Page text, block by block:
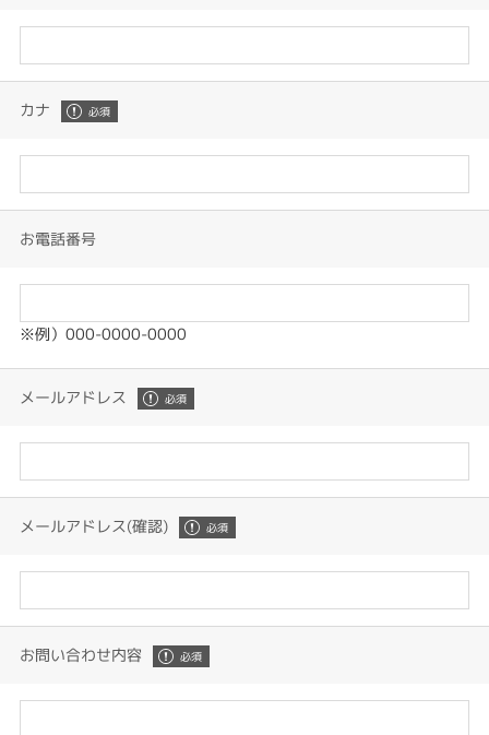
カナ
お電話番号
※例）000-0000-0000
メールアドレス
メールアドレス(確認)
お問い合わせ内容